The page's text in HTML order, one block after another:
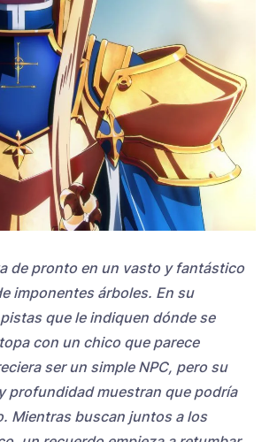
de pronto en un vasto y fantástico
imponentes árboles. En su
que le indiquen dónde se
con un chico que parece
ser un simple NPC, pero su
profundidad muestran que podría
Mientras buscan juntos a los